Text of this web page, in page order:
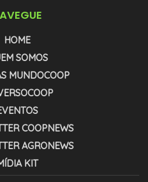
HOME
SOMOS
MUNDOCOOP
COOPNEWS
AGRONEWS
KIT